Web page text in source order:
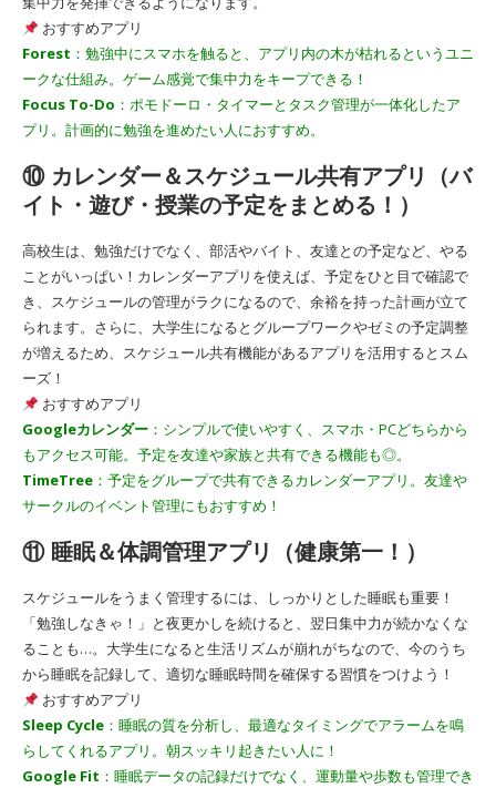
おすすめアプリ
Forest ：勉強中にスマホを触ると、アプリ内の木が枯れるというユニ
ークな仕組み。ゲーム感覚で集中力をキープできる！
Focus To-Do ：ポモドーロ・タイマーとタスク管理が一体化したア
プリ。計画的に勉強を進めたい人におすすめ。
⑩ カレンダー＆スケジュール共有アプリ（バ
イト・遊び・授業の予定をまとめる！）
高校生は、勉強だけでなく、部活やバイト、友達との予定など、やる
ことがいっぱい！カレンダーアプリを使えば、予定をひと目で確認で
き、スケジュールの管理がラクになるので、余裕を持った計画が立て
られます。さらに、大学生になるとグループワークやゼミの予定調整
が増えるため、スケジュール共有機能があるアプリを活用するとスム
ーズ！
おすすめアプリ
Googleカレンダー ：シンプルで使いやすく、スマホ・PCどちらから
もアクセス可能。予定を友達や家族と共有できる機能も◎。
TimeTree ：予定をグループで共有できるカレンダーアプリ。友達や
サークルのイベント管理にもおすすめ！
⑪ 睡眠＆体調管理アプリ（健康第一！）
スケジュールをうまく管理するには、しっかりとした睡眠も重要！
「勉強しなきゃ！」と夜更かしを続けると、翌日集中力が続かなくな
ることも…。大学生になると生活リズムが崩れがちなので、今のうち
から睡眠を記録して、適切な睡眠時間を確保する習慣をつけよう！
おすすめアプリ
Sleep Cycle ：睡眠の質を分析し、最適なタイミングでアラームを鳴
らしてくれるアプリ。朝スッキリ起きたい人に！
Google Fit ：睡眠データの記録だけでなく、運動量や歩数も管理でき